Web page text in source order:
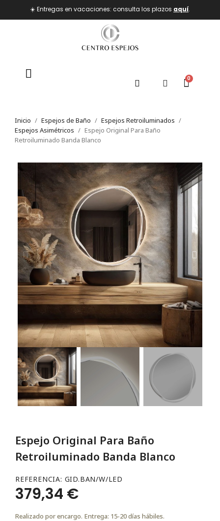
☀️ Entregas en vacaciones: consulta los plazos aquí.
Inicio Espejos de Baño
Espejos Retroiluminados
Espejos Asimétricos
Espejo Original Para Baño
Retroiluminado Banda Blanco
Espejo Original Para Baño
Retroiluminado Banda Blanco
REFERENCIA GID.BAN/W/LED
379,34 €
Realizado por encargo. Entrega: 15-20 días hábiles.